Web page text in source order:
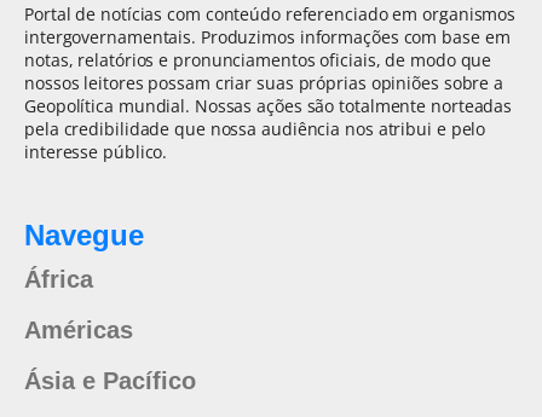
Portal de notícias com conteúdo referenciado em organismos
intergovernamentais. Produzimos informações com base em
notas, relatórios e pronunciamentos oficiais, de modo que
nossos leitores possam criar suas próprias opiniões sobre a
Geopolítica mundial. Nossas ações são totalmente norteadas
pela credibilidade que nossa audiência nos atribui e pelo
interesse público.
Navegue
África
Américas
Ásia e Pacífico